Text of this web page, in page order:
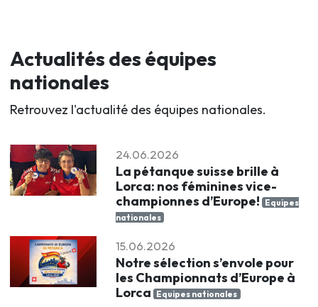
Actualités des équipes
nationales
Retrouvez l'actualité des équipes nationales.
24.06.2026
La pétanque suisse brille à
Lorca: nos féminines vice-
championnes d’Europe! Equipes
nationales
15.06.2026
Notre sélection s’envole pour
les Championnats d’Europe à
Lorca Equipes nationales